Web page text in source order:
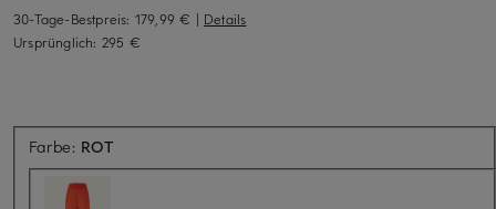
30-Tage-Bestpreis: 179,99 € | Details
Ursprünglich: 295 €
Farbe: ROT